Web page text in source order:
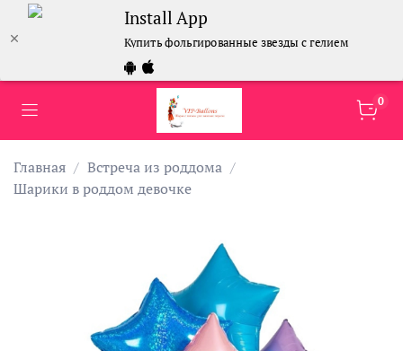
Install App
Купить фольгированные звезды с гелием
0
Главная
Встреча из роддома
Шарики в роддом девочке